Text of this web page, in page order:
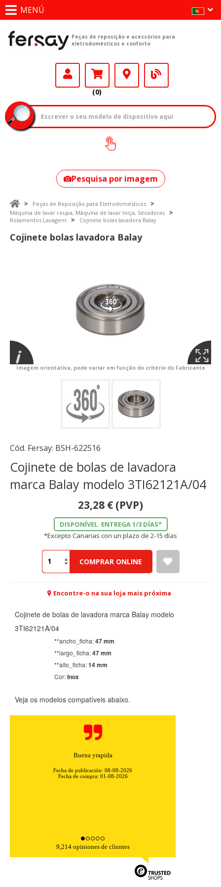
MENÚ
Peças de reposição e acessórios para
eletrodomésticos e conforto
(0)
Como encontrar
o seu modelo?
Pesquisa por imagem
Peças de Reposição para Eletrodomésticos
Máquina de lavar roupa, Máquina de lavar loiça, Secadoras
Rolamentos Lavagem
Cojinete bolas lavadora Balay
Cojinete bolas lavadora Balay
Imagem orientativa, pode variar em função do critério do Fabricante
Cód. Fersay: BSH-622516
Cojinete de bolas de lavadora
marca Balay modelo 3TI62121A/04
23,28 € (PVP)
DISPONÍVEL. ENTREGA 1/3 DÍAS*
*Excepto Canarias con un plazo de 2-15 días
COMPRAR ONLINE
Encontre-o na sua loja mais próxima
Cojinete de bolas de lavadora marca Balay modelo
3TI62121A/04
**ancho_ficha:47 mm
**largo_ficha:47 mm
**alto_ficha:14 mm
Cor:Inox
Veja os modelos compatíveis abaixo.
Buena yrapida
Fecha de publicación: 08-08-2026
Fecha de compra: 01-08-2026
9,214 opiniones de clientes
CONFIGURACIÓN DE COOKIES